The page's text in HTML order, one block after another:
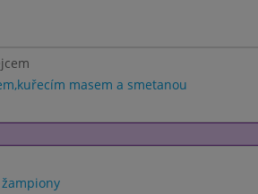
masem a smetanou